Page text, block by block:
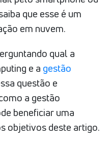
que esse é um
em nuvem.
qual a
e a gestão
questão e
a gestão
beneficiar uma
objetivos deste artigo.